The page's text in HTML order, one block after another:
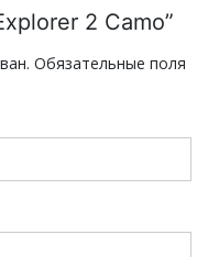
2 Camo”
Обязательные поля